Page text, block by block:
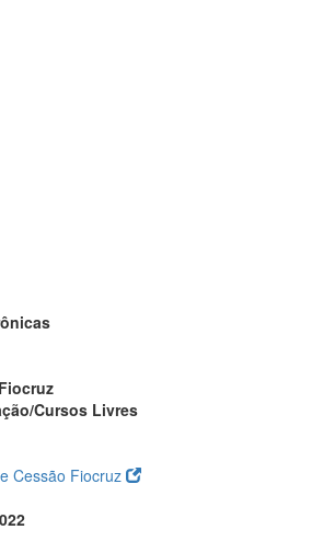
Cursos Livres
Cessão Fiocruz